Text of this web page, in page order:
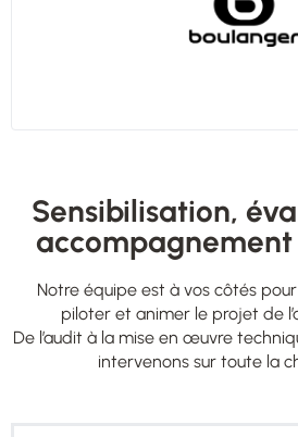
Sensibilisation,
Notre équipe est à vos côtés
piloter et animer le projet de
De l’audit à la mise en œuvre
intervenons sur toute la